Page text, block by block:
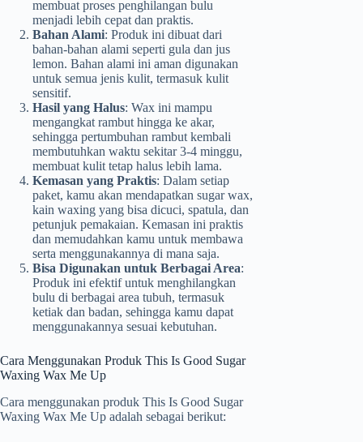
membuat proses penghilangan bulu
menjadi lebih cepat dan praktis.
Bahan Alami: Produk ini dibuat dari
bahan-bahan alami seperti gula dan jus
lemon. Bahan alami ini aman digunakan
untuk semua jenis kulit, termasuk kulit
sensitif.
Hasil yang Halus: Wax ini mampu
mengangkat rambut hingga ke akar,
sehingga pertumbuhan rambut kembali
membutuhkan waktu sekitar 3-4 minggu,
membuat kulit tetap halus lebih lama.
Kemasan yang Praktis: Dalam setiap
paket, kamu akan mendapatkan sugar wax,
kain waxing yang bisa dicuci, spatula, dan
petunjuk pemakaian. Kemasan ini praktis
dan memudahkan kamu untuk membawa
serta menggunakannya di mana saja.
Bisa Digunakan untuk Berbagai Area:
Produk ini efektif untuk menghilangkan
bulu di berbagai area tubuh, termasuk
ketiak dan badan, sehingga kamu dapat
menggunakannya sesuai kebutuhan.
Cara Menggunakan Produk This Is Good Sugar
Waxing Wax Me Up
Cara menggunakan produk This Is Good Sugar
Waxing Wax Me Up adalah sebagai berikut: